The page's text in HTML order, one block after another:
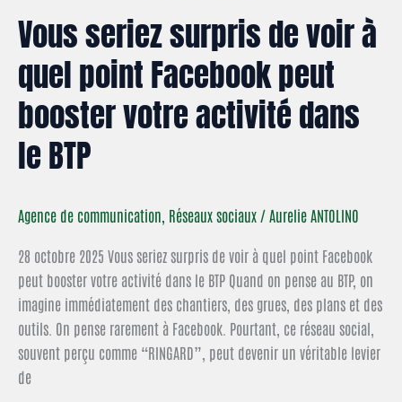
Vous seriez surpris de voir à
quel point Facebook peut
booster votre activité dans
le BTP
Agence de communication Réseaux sociaux /Aurelie ANTOLINO
28 octobre 2025 Vous seriez surpris de voir à quel point Facebook
peut booster votre activité dans le BTP Quand on pense au BTP, on
imagine immédiatement des chantiers, des grues, des plans et des
outils. On pense rarement à Facebook. Pourtant, ce réseau social,
souvent perçu comme “RINGARD”, peut devenir un véritable levier
de